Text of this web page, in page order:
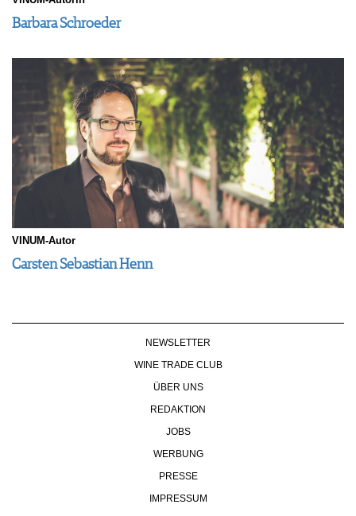
Barbara Schroeder
VINUM-Autor
Carsten Sebastian Henn
NEWSLETTER
WINE TRADE CLUB
ÜBER UNS
REDAKTION
JOBS
WERBUNG
PRESSE
IMPRESSUM